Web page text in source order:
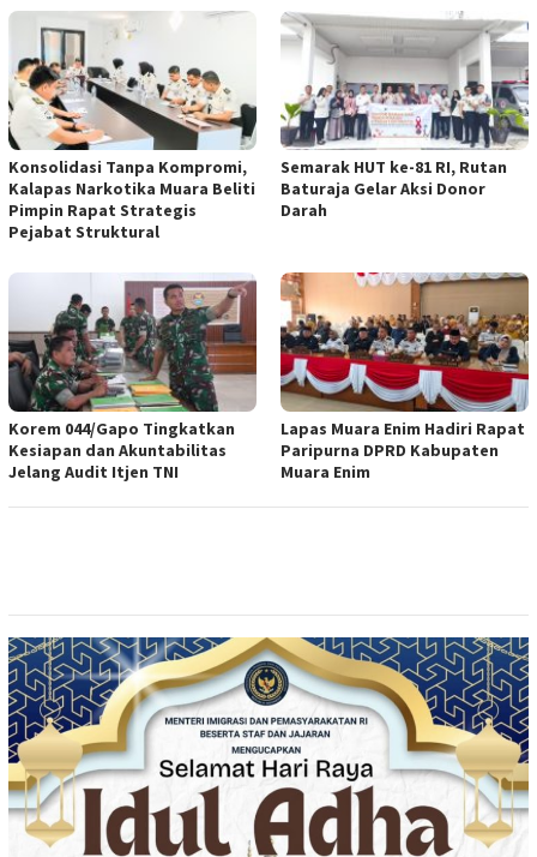
Konsolidasi Tanpa Kompromi,
Kalapas Narkotika Muara Beliti
Pimpin Rapat Strategis
Pejabat Struktural
Semarak HUT ke-81 RI, Rutan
Baturaja Gelar Aksi Donor
Darah
Korem 044/Gapo Tingkatkan
Kesiapan dan Akuntabilitas
Jelang Audit Itjen TNI
Lapas Muara Enim Hadiri Rapat
Paripurna DPRD Kabupaten
Muara Enim